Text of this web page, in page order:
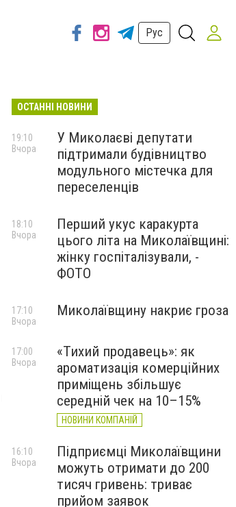
Рус
ОСТАННІ НОВИНИ
У Миколаєві депутати
підтримали будівництво
модульного містечка для
переселенців
19:10
Вчора
Перший укус каракурта
цього літа на Миколаївщині:
жінку госпіталізували, -
ФОТО
18:10
Вчора
Миколаївщину накриє гроза
17:10
Вчора
«Тихий продавець»: як
ароматизація комерційних
приміщень збільшує
середній чек на 10–15%
НОВИНИ КОМПАНІЙ
17:00
Вчора
Підприємці Миколаївщини
можуть отримати до 200
тисяч гривень: триває
прийом заявок
16:10
Вчора